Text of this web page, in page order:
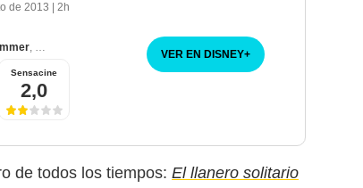
de 2013
2h
, Tom Wilkinson
Sensacine
2,0
VER EN DISNEY+
de todos los tiempos: El llanero solitario